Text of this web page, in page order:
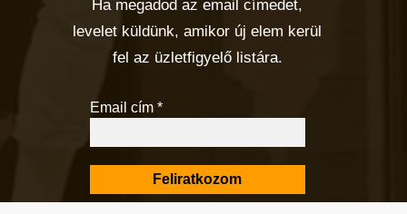
Ha megadod az email címedet,
levelet küldünk, amikor új elem kerül
fel az üzletfigyelő listára.
Email cím *